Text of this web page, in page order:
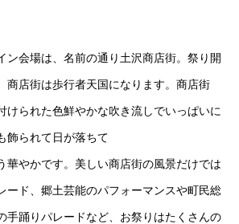
ン会場は、名前の通り土沢商店街。祭り開
商店街は歩行者天国になります。商店街
けられた色鮮やかな吹き流しでいっぱいに
飾られて日が落ちて
華やかです。美しい商店街の風景だけでは
ード、郷土芸能のパフォーマンスや町民総
手踊りパレードなど、お祭りはたくさんの